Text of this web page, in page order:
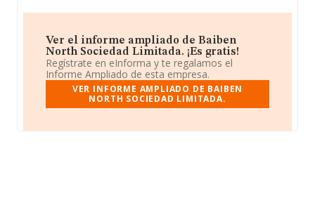
Ver el informe ampliado de Baiben
North Sociedad Limitada. ¡Es gratis!
Regístrate en eInforma y te regalamos el
Informe Ampliado de esta empresa.
VER INFORME AMPLIADO DE BAIBEN
NORTH SOCIEDAD LIMITADA.